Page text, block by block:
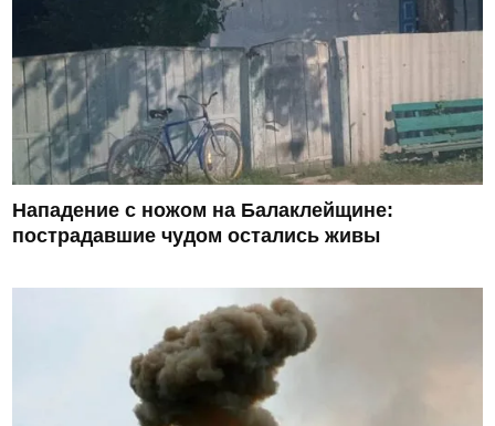
Нападение с ножом на Балаклейщине:
пострадавшие чудом остались живы